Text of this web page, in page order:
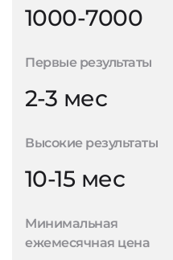
1000-7000
Первые результаты
2-3 мес
Высокие результаты
10-15 мес
Минимальная
ежемесячная цена